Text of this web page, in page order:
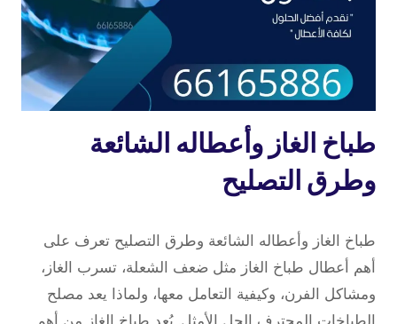
تصليح
طباخات
طباخ الغاز وأعطاله الشائعة
وطرق التصليح
repaircookers
طباخ الغاز وأعطاله الشائعة وطرق التصليح تعرف على
أهم أعطال طباخ الغاز مثل ضعف الشعلة، تسرب الغاز،
ومشاكل الفرن، وكيفية التعامل معها، ولماذا يعد مصلح
الطباخات المحترف الحل الأمثل. يُعد طباخ الغاز من أهم